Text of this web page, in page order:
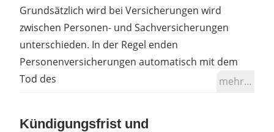
Grundsätzlich wird bei Versicherungen wird
zwischen Personen- und Sachversicherungen
unterschieden. In der Regel enden
Personenversicherungen automatisch mit dem
Tod des
mehr…
Kündigungsfrist und